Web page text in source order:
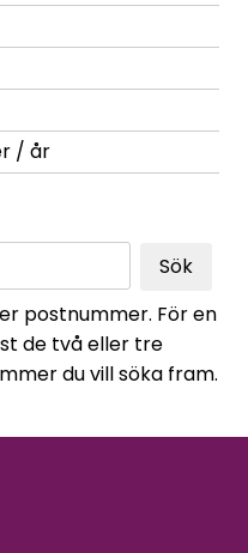
/ år
Sök
postnummer. För en
de två eller tre
du vill söka fram.